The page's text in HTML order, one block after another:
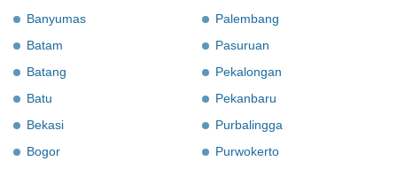
Banyumas
Batam
Batang
Batu
Bekasi
Bogor
Palembang
Pasuruan
Pekalongan
Pekanbaru
Purbalingga
Purwokerto